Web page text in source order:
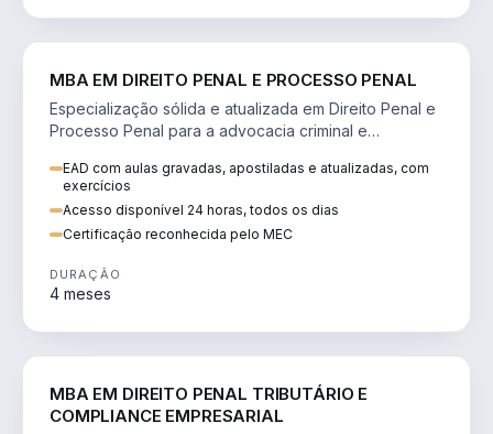
MBA EM DIREITO PENAL E PROCESSO PENAL
Especialização sólida e atualizada em Direito Penal e
Processo Penal para a advocacia criminal e
EAD com aulas gravadas, apostiladas e atualizadas, com
exercícios
Acesso disponível 24 horas, todos os dias
Certificação reconhecida pelo MEC
DURAÇÃO
4 meses
MBA EM DIREITO PENAL TRIBUTÁRIO E
COMPLIANCE EMPRESARIAL